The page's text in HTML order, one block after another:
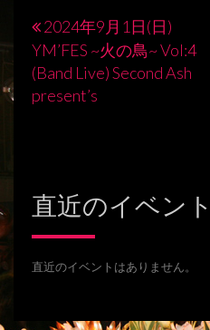
投
稿
ナ
ー
シ
ョ
2024年9月1日(日)
YM’FES ~火の鳥~ Vol:4
(Band Live) Second Ash
present’s
直近のイベント
直近のイベントはありません。